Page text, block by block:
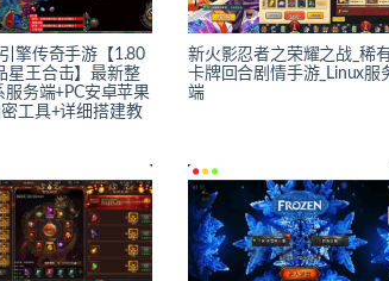
擎传奇手游【1.80
星王合击】最新整
务端+PC安卓苹果
工具+详细搭建教
新火影忍者之荣耀之战_稀
卡牌回合剧情手游_Linux服
端